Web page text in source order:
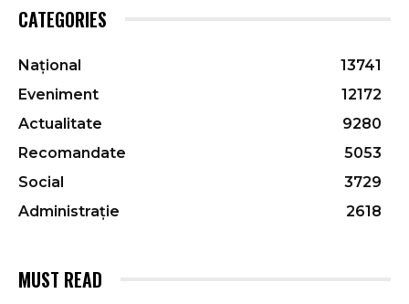
CATEGORIES
Național
13741
Eveniment
12172
Actualitate
9280
Recomandate
5053
Social
3729
Administrație
2618
MUST READ